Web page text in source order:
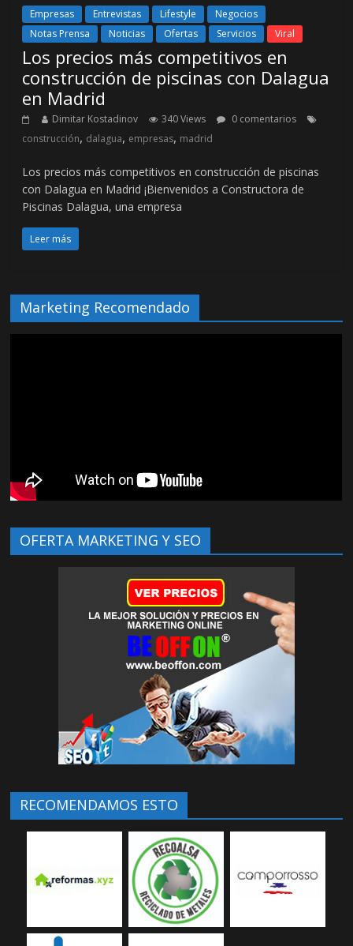
Empresas Entrevistas Lifestyle
Negocios
Notas Prensa
Noticias Ofertas Servicios Viral
Los precios más competitivos en
construcción de piscinas con Dalagua
en Madrid
Dimitar Kostadinov 340 Views
0 comentarios
construcción, dalagua, empresas, madrid
Los precios más competitivos en construcción de piscinas
con Dalagua en Madrid ¡Bienvenidos a Constructora de
Piscinas Dalagua, una empresa
Leer más
Marketing Recomendado
OFERTA MARKETING Y SEO
RECOMENDAMOS ESTO